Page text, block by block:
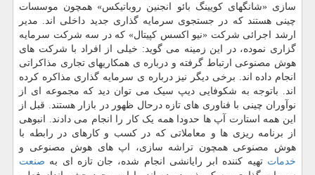
سازی «شانگهای کویینگ بائو انجنین روباتیکس» همچون موسسات
چینی هستند که در جستجوی سرمایه گذاری جدید داخلی اند. مدیر
ارشد اجرائی شرکت «نیو اکسس کپیتال» که در سه شرکت سرمایه
گزاری نموده، در این زمینه می گوید: خیلی از افراد با شرکت های
هوش مصنوعی ارتباط گرفته و درباره ی همکاریهای تجاری مذاکراتی
انجام داده اند. برخی دیگر نیز درباره ی سرمایه گذاری مذاکره کرده
اند. باتوجه به شکوفایی دیپ سیک می توان دید که مجموعه ای از
نوآوران چینی با فناوری های تازه درحال ظهور در بازار هستند. قبل از
این همه استارت آپ ها حدودا همه یک کار را انجام می دادند. انبوهی
از برنامه ریزی ها و معاملاتی که در کسب و کارهای در رابطه با
هوش مصنوعی همچون تراشه سازی، اپ های هوش مصنوعی و
خدمات تهیه کننده ابر رایانشی انجام شده، جان تازه ای به صنعت